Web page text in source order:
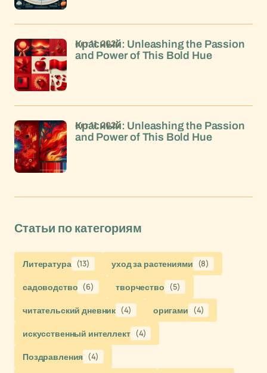
Красный: Unleashing the Passion
and Power of This Bold Hue
окт 11, 2024
Красный: Unleashing the Passion
and Power of This Bold Hue
окт 11, 2024
Статьи по категориям
Литература (13) уход за растениями (8)
садоводство (6) творчество (5)
читательский дневник (4) оригами (4)
искусственный интеллект (4)
Поздравления (4)